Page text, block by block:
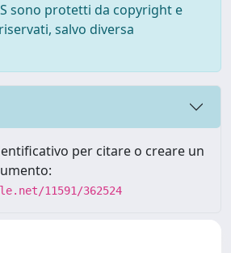
sono protetti da copyright e
salvo diversa
per citare o creare un
11591/362524